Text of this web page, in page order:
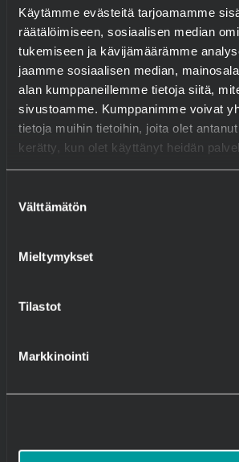
Käytämme evästeitä tarjoamamme
räätälöimiseen, sosiaalisen median
tukemiseen ja kävijämäärämme
jaamme sosiaalisen median,
alan kumppaneillemme tietoja siitä,
sivustoamme. Kumppanimme voivat
tietoja muihin tietoihin, joita olet
kerätty, kun olet käyttänyt heidän
valinta
Välttämätön
Mieltymykset
Tilastot
Markkinointi
Försäljning till
marknadsföring
Arbetsledning,
logistik